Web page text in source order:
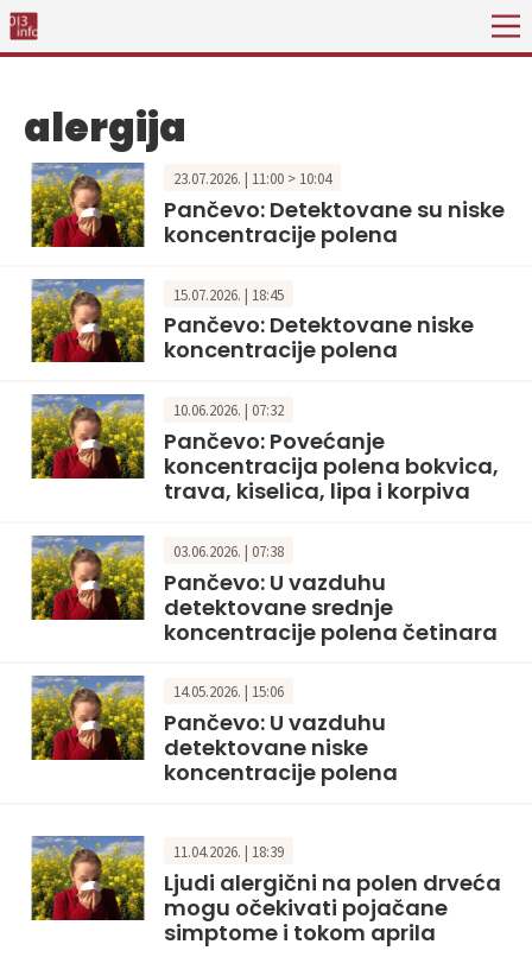
alergija
23.07.2026. | 11:00 > 10:04
Pančevo: Detektovane su niske
koncentracije polena
15.07.2026. | 18:45
Pančevo: Detektovane niske
koncentracije polena
10.06.2026. | 07:32
Pančevo: Povećanje
koncentracija polena bokvica,
trava, kiselica, lipa i korpiva
03.06.2026. | 07:38
Pančevo: U vazduhu
detektovane srednje
koncentracije polena četinara
14.05.2026. | 15:06
Pančevo: U vazduhu
detektovane niske
koncentracije polena
11.04.2026. | 18:39
Ljudi alergični na polen drveća
mogu očekivati pojačane
simptome i tokom aprila